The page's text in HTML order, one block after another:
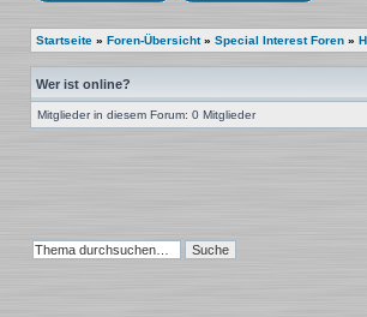
Startseite » Foren-Übersicht» Special Interest Foren »
Wer ist online?
Mitglieder in diesem Forum: 0 Mitglieder